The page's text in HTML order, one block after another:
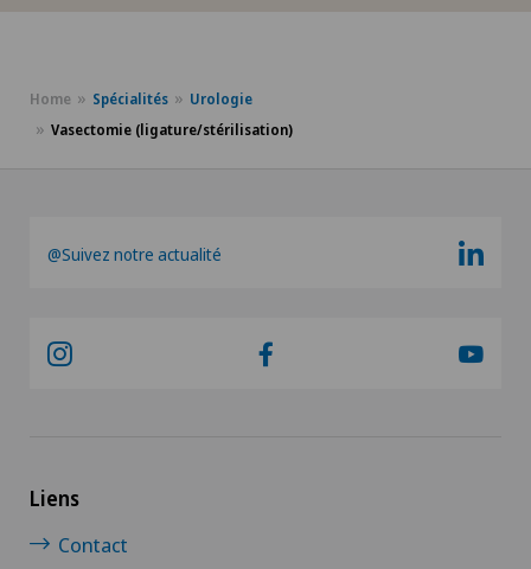
Désir d’enfant
DIAfit – Programme Diabète
Home Spécialités
Urologie
Vasectomie (ligature/stérilisation)
@Suivez notre actualité
Liens
Contact